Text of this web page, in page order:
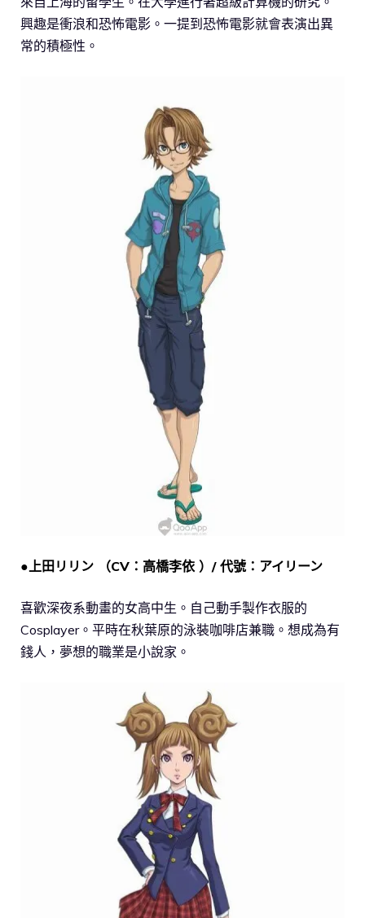
興趣是衝浪和恐怖電影。一提到恐怖電影就會表演出異
常的積極性。
●上田リリン （CV：高橋李依 ）/ 代號：アイリーン
喜歡深夜系動畫的女高中生。自己動手製作衣服的
Cosplayer。平時在秋葉原的泳裝咖啡店兼職。想成為有
錢人，夢想的職業是小說家。